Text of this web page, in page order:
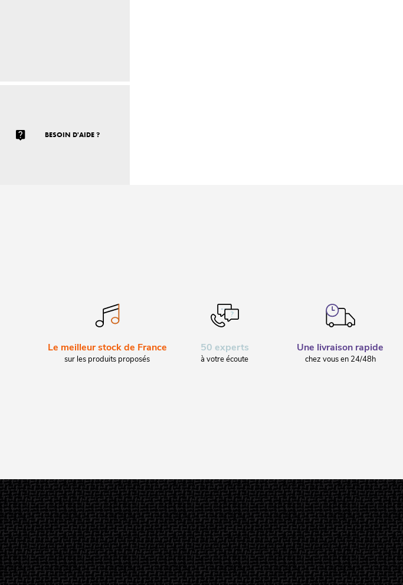
BESOIN D'AIDE ?
Le meilleur stock de France
sur les produits proposés
50 experts
à votre écoute
Une livraison rapide
chez vous en 24/48h